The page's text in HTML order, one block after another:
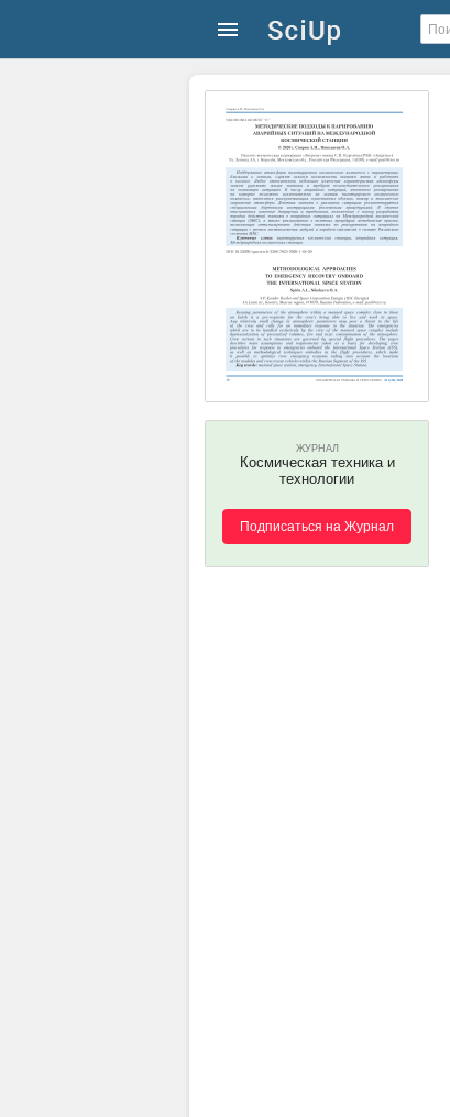
ЖУРНАЛ
Космическая техника и
технологии
Подписаться на Журнал